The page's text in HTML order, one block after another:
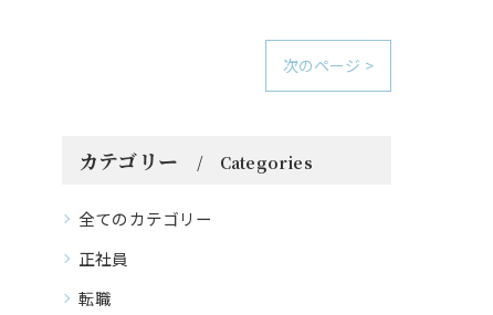
次のページ >
カテゴリー Categories
全てのカテゴリー
正社員
転職